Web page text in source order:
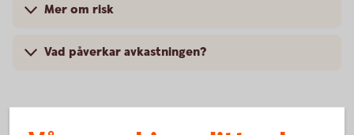
Mer om risk
Vad påverkar avkastningen?
För- och nackdelar med komplexa